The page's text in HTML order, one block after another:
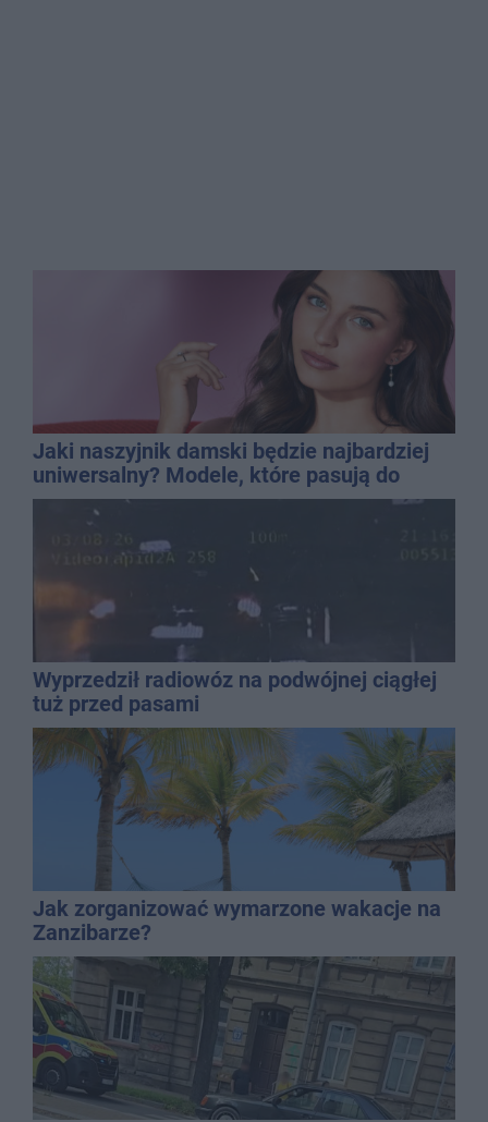
Jaki naszyjnik damski będzie najbardziej
uniwersalny? Modele, które pasują do
wielu stylizacji
Wyprzedził radiowóz na podwójnej ciągłej
tuż przed pasami
Jak zorganizować wymarzone wakacje na
Zanzibarze?